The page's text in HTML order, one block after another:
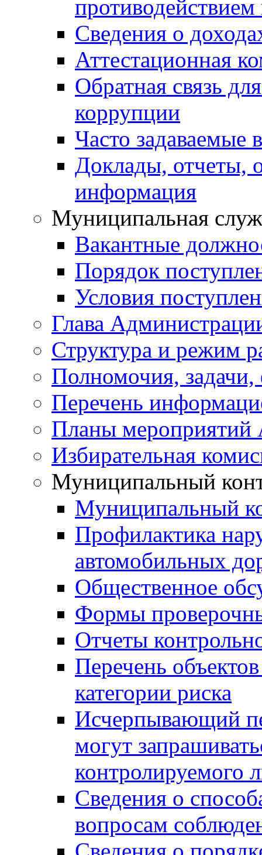
Сведения о
Аттестационная
Обратная связь
коррупции
Часто задаваемые
Доклады, отчеты,
информация
Муниципальная
Вакантные
Порядок
Условия
Глава
Структура и режим
Полномочия,
Перечень
Планы мероприятий
Избирательная
Муниципальный
Муниципальный
Профилактика
автомобильных
Общественное
Формы
Отчеты
Перечень
категории риска
Исчерпывающий
могут
контролируемого
Сведения о
вопросам